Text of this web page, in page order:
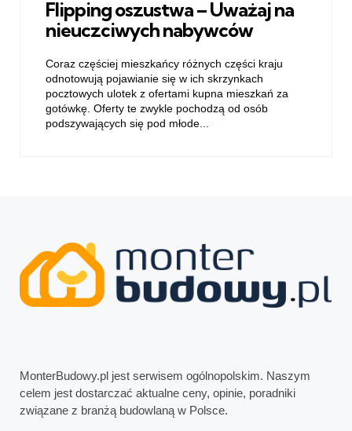
Flipping oszustwa – Uważaj na
nieuczciwych nabywców
Coraz częściej mieszkańcy różnych części kraju
odnotowują pojawianie się w ich skrzynkach
pocztowych ulotek z ofertami kupna mieszkań za
gotówkę. Oferty te zwykle pochodzą od osób
podszywających się pod młode...
MonterBudowy.pl jest serwisem ogólnopolskim. Naszym
celem jest dostarczać aktualne ceny, opinie, poradniki
związane z branżą budowlaną w Polsce.